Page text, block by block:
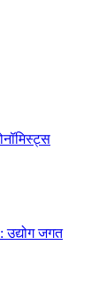
उद्योग जगत